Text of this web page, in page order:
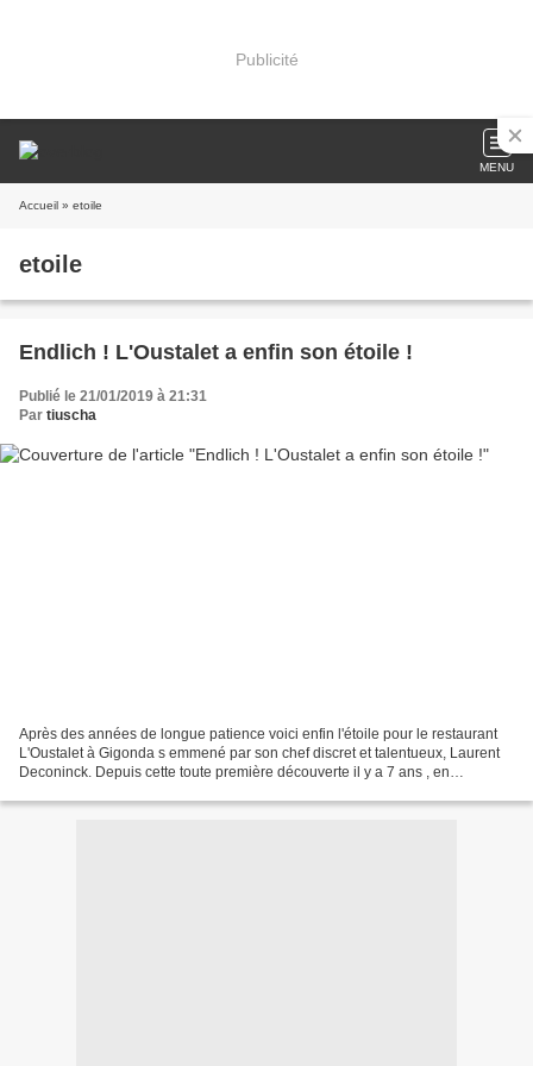
Publicité
MENU
Accueil » etoile
etoile
Endlich ! L'Oustalet a enfin son étoile !
Publié le 21/01/2019 à 21:31
Par tiuscha
Après des années de longue patience voici enfin l'étoile pour le restaurant
L'Oustalet à Gigonda s emmené par son chef discret et talentueux, Laurent
Deconinck. Depuis cette toute première découverte il y a 7 ans , en